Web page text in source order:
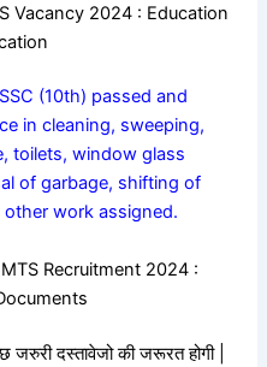
Vacancy 2024 : Education
SSC (10th) passed and
in cleaning, sweeping,
toilets, window glass
of garbage, shifting of
work assigned.
Recruitment 2024 :
दस्तावेजो की जरूरत होगी |